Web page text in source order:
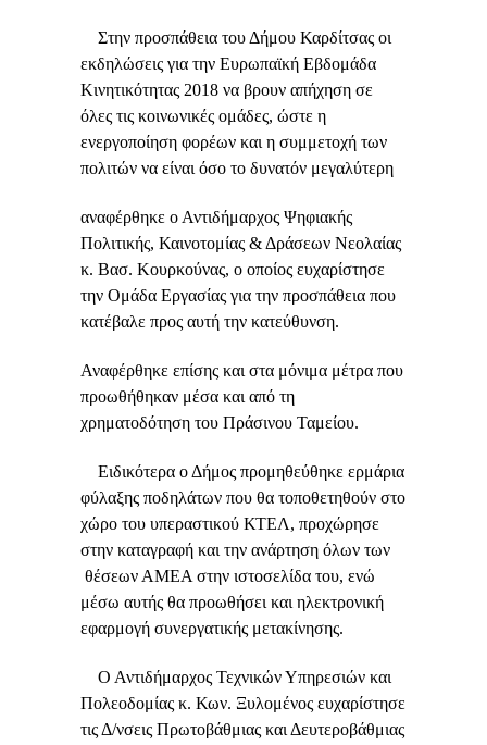
Στην προσπάθεια του Δήμου Καρδίτσας οι
εκδηλώσεις για την Ευρωπαϊκή Εβδομάδα
Κινητικότητας 2018 να βρουν απήχηση σε
όλες τις κοινωνικές ομάδες, ώστε η
ενεργοποίηση φορέων και η συμμετοχή των
πολιτών να είναι όσο το δυνατόν μεγαλύτερη
αναφέρθηκε ο Αντιδήμαρχος Ψηφιακής
Πολιτικής, Καινοτομίας & Δράσεων Νεολαίας
κ. Βασ. Κουρκούνας, ο οποίος ευχαρίστησε
την Ομάδα Εργασίας για την προσπάθεια που
κατέβαλε προς αυτή την κατεύθυνση.
Αναφέρθηκε επίσης και στα μόνιμα μέτρα που
προωθήθηκαν μέσα και από τη
χρηματοδότηση του Πράσινου Ταμείου.
Ειδικότερα ο Δήμος προμηθεύθηκε ερμάρια
φύλαξης ποδηλάτων που θα τοποθετηθούν στο
χώρο του υπεραστικού ΚΤΕΛ, προχώρησε
στην καταγραφή και την ανάρτηση όλων των
θέσεων ΑΜΕΑ στην ιστοσελίδα του, ενώ
μέσω αυτής θα προωθήσει και ηλεκτρονική
εφαρμογή συνεργατικής μετακίνησης.
Ο Αντιδήμαρχος Τεχνικών Υπηρεσιών και
Πολεοδομίας κ. Κων. Ξυλομένος ευχαρίστησε
τις Δ/νσεις Πρωτοβάθμιας και Δευτεροβάθμιας